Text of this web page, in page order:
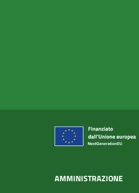
AMMINISTRAZIONE